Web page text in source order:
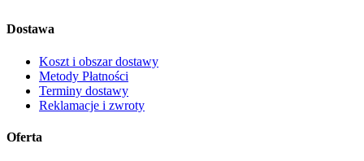
Dostawa
Koszt i obszar dostawy
Metody Płatności
Terminy dostawy
Reklamacje i zwroty
Oferta